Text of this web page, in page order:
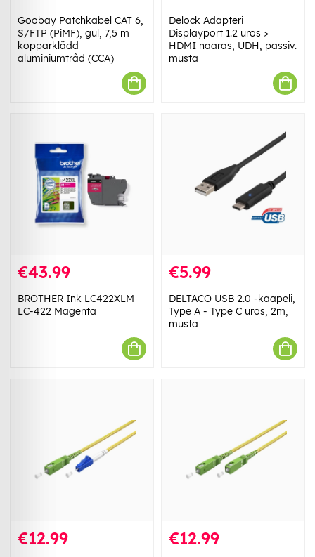
Goobay Patchkabel CAT 6,
S/FTP (PiMF), gul, 7,5 m
kopparklädd
aluminiumtråd (CCA)
Delock Adapteri
Displayport 1.2 uros >
HDMI naaras, UDH, passiv.
musta
€43.99
BROTHER Ink LC422XLM
LC-422 Magenta
€5.99
DELTACO USB 2.0 -kaapeli,
Type A - Type C uros, 2m,
musta
€12.99 €12.99